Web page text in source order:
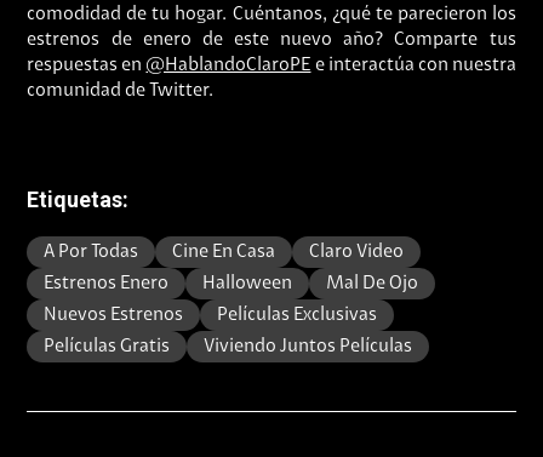
comodidad de tu hogar. Cuéntanos, ¿qué te parecieron los
estrenos de enero de este nuevo año? Comparte tus
respuestas en @HablandoClaroPE e interactúa con nuestra
comunidad de Twitter.
Etiquetas:
A Por Todas Cine En Casa
Claro Video
Estrenos Enero
Halloween
Mal De Ojo
Nuevos Estrenos
Películas Exclusivas
Películas Gratis
Viviendo Juntos Películas